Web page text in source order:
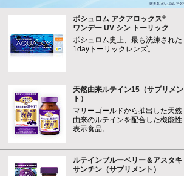
ボシュロム アクアロックス®
ワンデー UV シン トーリック
ボシュロム史上、最も洗練された
1dayトーリックレンズ。
天然由来ルテイン15（サプリメン
ト）
マリーゴールドから抽出した天然
由来のルテインを配合した機能性
表示食品。
ルテインブルーベリー＆アスタキ
サンチン（サプリメント）